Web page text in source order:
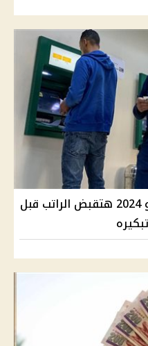
موعد صرف مرتبات شهر يونيو 2024 هتقبض الراتب قبل